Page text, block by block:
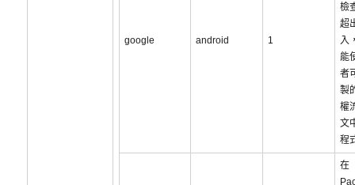
google android 1
檢
超
入
能
者
製
權
文
程
在